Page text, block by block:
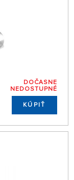
DOČASNE
NEDOSTUPNÉ
KÚPIŤ